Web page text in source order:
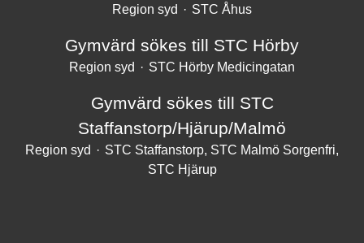
Region syd · STC Åhus
Gymvärd sökes till STC Hörby
Region syd · STC Hörby Medicingatan
Gymvärd sökes till STC
Staffanstorp/Hjärup/Malmö
Region syd · STC Staffanstorp, STC Malmö Sorgenfri,
STC Hjärup